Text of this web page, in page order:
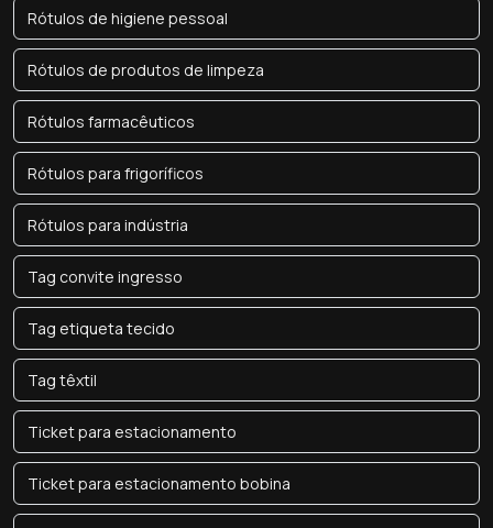
Rótulos de higiene pessoal
Rótulos de produtos de limpeza
Rótulos farmacêuticos
Rótulos para frigoríficos
Rótulos para indústria
Tag convite ingresso
Tag etiqueta tecido
Tag têxtil
Ticket para estacionamento
Ticket para estacionamento bobina